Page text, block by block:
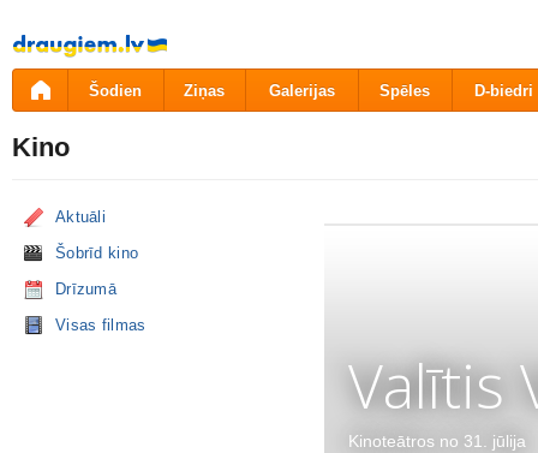
Pāriet
uz
saturu
Šodien Ziņas Galerijas Spēles D-biedri
Kino
Aktuāli
Šobrīd kino
Drīzumā
Visas filmas
Valītis
Kinoteātros no 31. jūlija